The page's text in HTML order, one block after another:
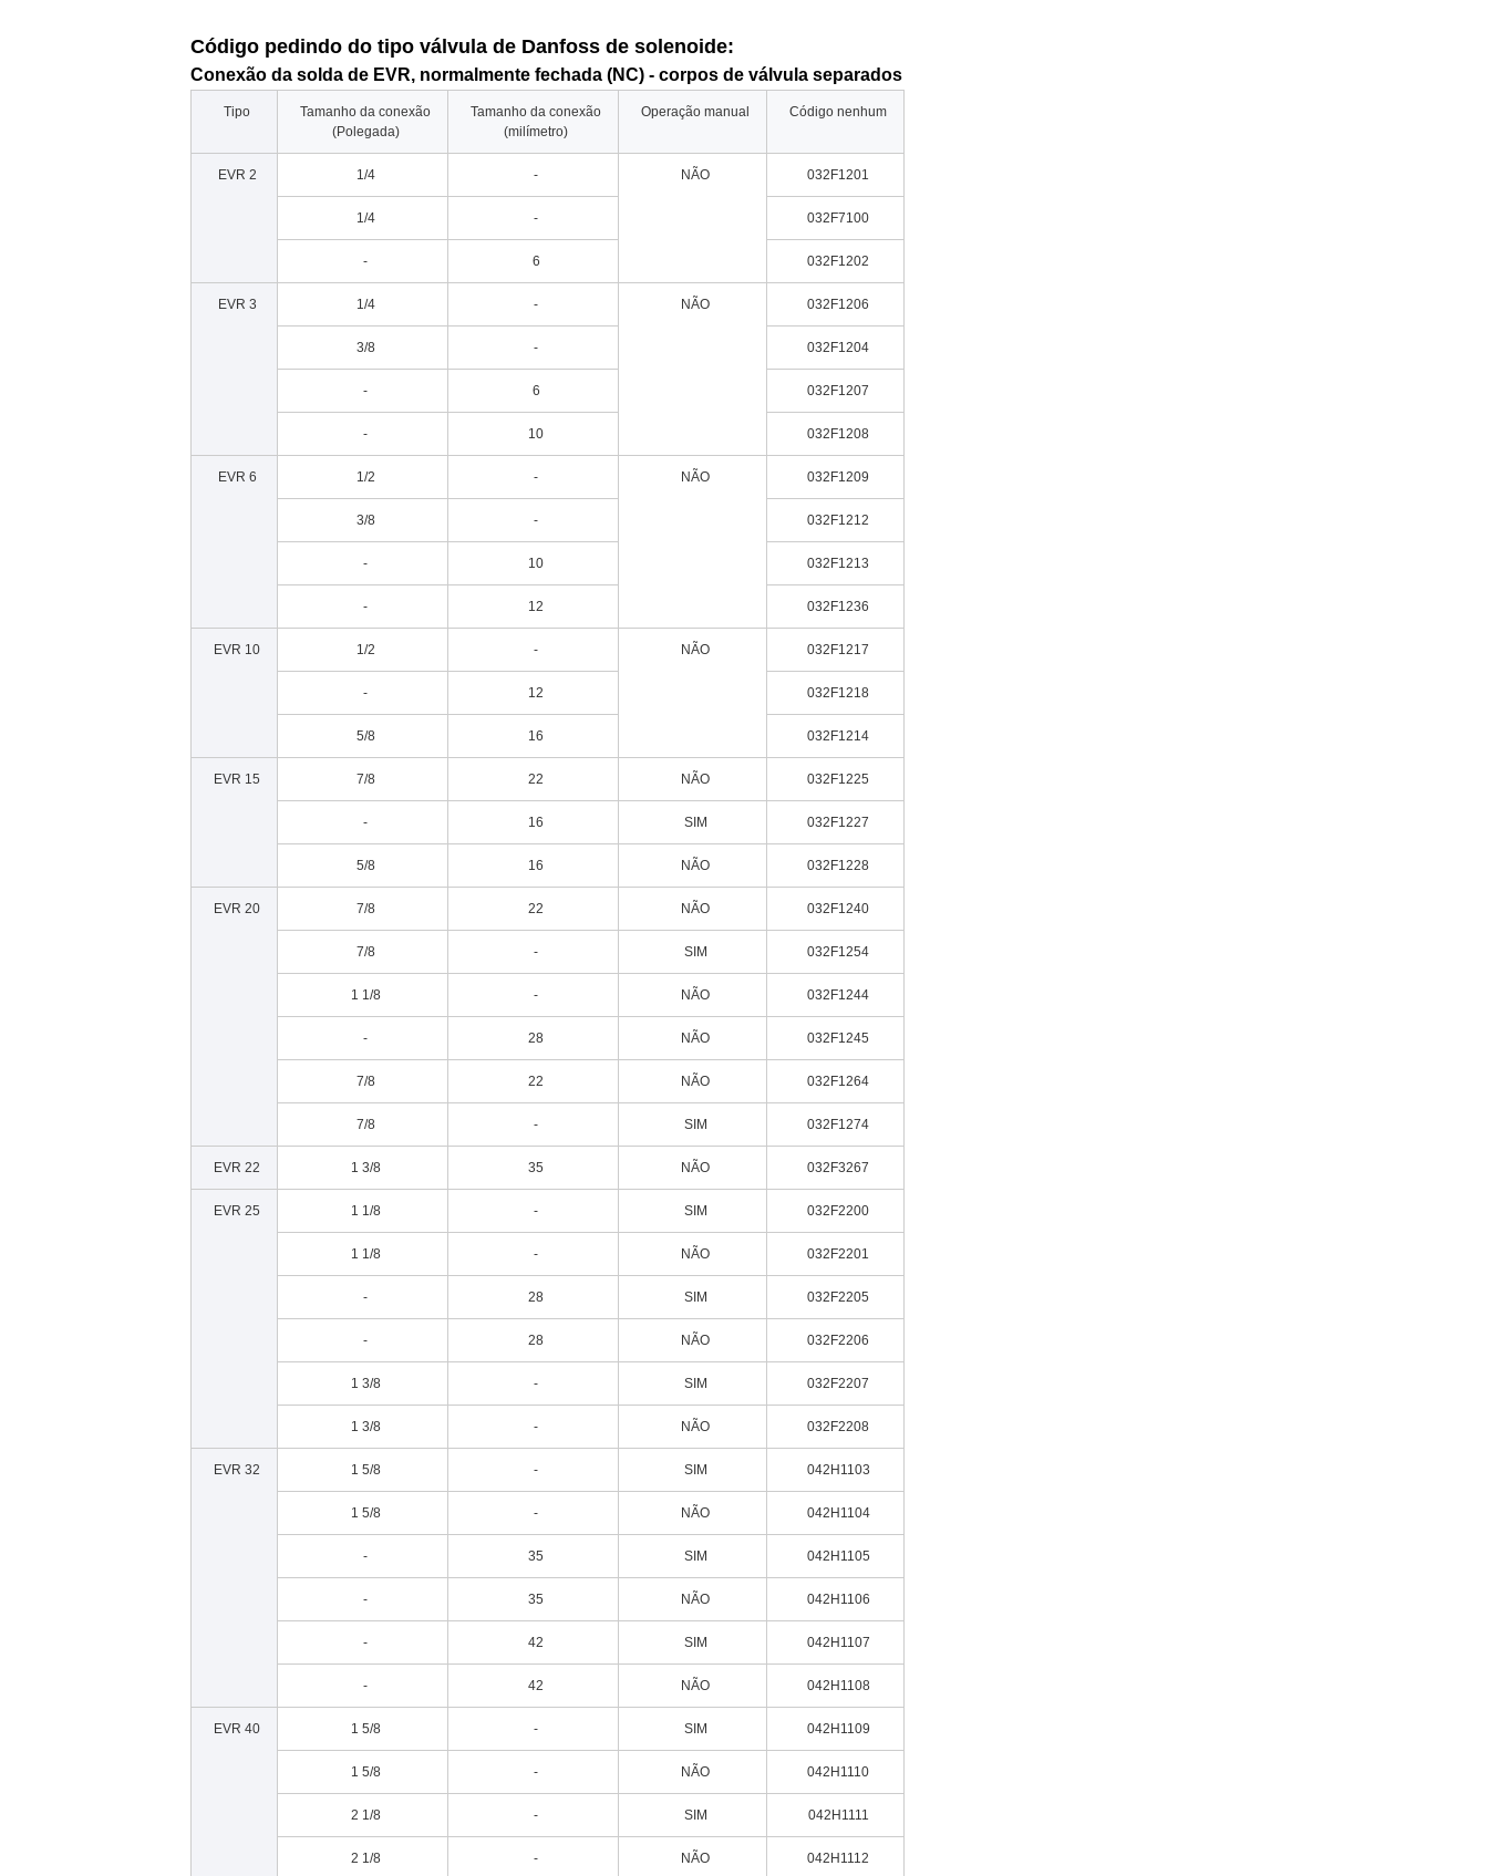
Código pedindo do tipo válvula de Danfoss de solenoide:
Conexão da solda de EVR, normalmente fechada (NC) - corpos de válvula separados
Tipo
Tamanho da conexão
(Polegada)
Tamanho da conexão
(milímetro)
Operação manual Código nenhum
EVR 2 1/4 - NÃO 032F1201
1/4 - 032F7100
- 6 032F1202
EVR 3 1/4 - NÃO 032F1206
3/8 - 032F1204
- 6 032F1207
- 10 032F1208
EVR 6 1/2 - NÃO 032F1209
3/8 - 032F1212
- 10 032F1213
- 12 032F1236
EVR 10 1/2 - NÃO 032F1217
- 12 032F1218
5/8 16 032F1214
EVR 15 7/8 22 NÃO 032F1225
- 16 SIM 032F1227
5/8 16 NÃO 032F1228
EVR 20 7/8 22 NÃO 032F1240
7/8 - SIM 032F1254
1 1/8 - NÃO 032F1244
- 28 NÃO 032F1245
7/8 22 NÃO 032F1264
7/8 - SIM 032F1274
EVR 22 1 3/8 35 NÃO 032F3267
EVR 25 1 1/8 - SIM 032F2200
1 1/8 - NÃO 032F2201
- 28 SIM 032F2205
- 28 NÃO 032F2206
1 3/8 - SIM 032F2207
1 3/8 - NÃO 032F2208
EVR 32 1 5/8 - SIM 042H1103
1 5/8 - NÃO 042H1104
- 35 SIM 042H1105
- 35 NÃO 042H1106
- 42 SIM 042H1107
- 42 NÃO 042H1108
EVR 40 1 5/8 - SIM 042H1109
1 5/8 - NÃO 042H1110
2 1/8 - SIM 042H1111
2 1/8 - NÃO 042H1112